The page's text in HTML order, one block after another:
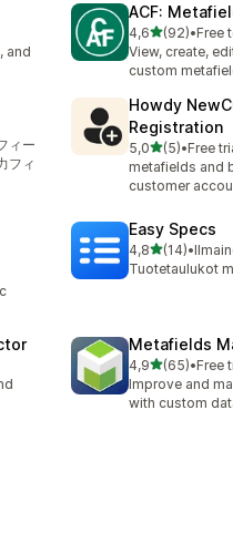
and
ACF:
4,6/ 5 tähteä
(92)
92 arvostelua
•Free
View, create,
custom
ィー
フィ
Howdy
Registration
5,0/ 5 tähteä
(5)
5 arvostelua
•Free
metafields and
customer
Easy Specs
4,8/ 5 tähteä
(14)
14 arvostelua
•
Tuotetaulukot
Metafields
4,9/ 5 tähteä
(65)
65 arvostelua
•Free
Improve and
with custom